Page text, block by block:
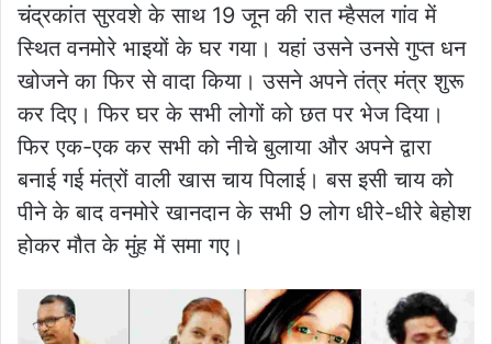
चंद्रकांत सुरवशे के साथ 19 जून की रात म्हैसल गांव में
स्थित वनमोरे भाइयों के घर गया। यहां उसने उनसे गुप्त धन
खोजने का फिर से वादा किया। उसने अपने तंत्र मंत्र शुरू
कर दिए। फिर घर के सभी लोगों को छत पर भेज दिया।
फिर एक-एक कर सभी को नीचे बुलाया और अपने द्वारा
बनाई गई मंत्रों वाली खास चाय पिलाई। बस इसी चाय को
पीने के बाद वनमोरे खानदान के सभी 9 लोग धीरे-धीरे बेहोश
होकर मौत के मुंह में समा गए।